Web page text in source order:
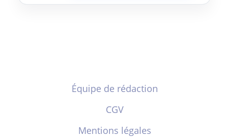
Équipe de rédaction
CGV
Mentions légales